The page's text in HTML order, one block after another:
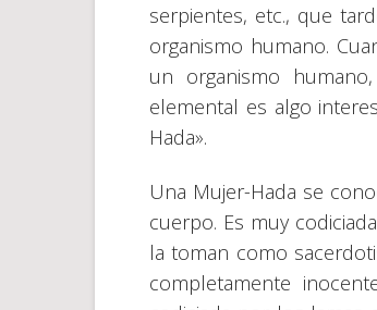
serpientes, etc., que
organismo humano.
un organismo
elemental es algo
Hada».
Una Mujer-Hada se
cuerpo. Es muy
la toman como
completamente